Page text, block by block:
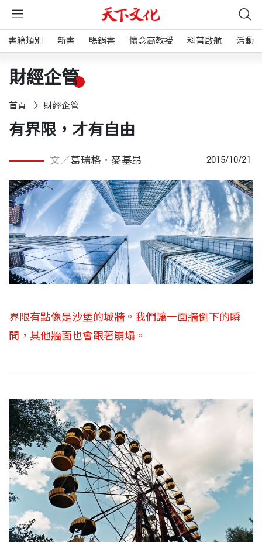
書籍類別 新書 暢銷書 懷念高教授 科普啟航 活動
財經企管
首頁 財經企管
有界限，才有自由
文／葛瑞格．麥基昂 2015/10/21
界限有點像是沙堡的城牆。我們讓一面牆倒下的瞬
間，其他牆面也會跟著崩塌。